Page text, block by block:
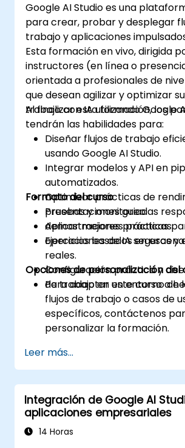
Google AI Studio es una
para crear, probar y desplegar
trabajo y aplicaciones
Esta formación en vivo, dirigida
instructores (en línea o
orientada a profesionales de
que desean agilizar y optimizar
trabajo con IA utilizando Google
Al finalizar esta formación, los
tendrán las habilidades para:
Diseñar flujos de trabajo
usando Google AI Studio.
Integrar modelos y API en
automatizados.
Optimizar prácticas de
pruebas y monitoreo.
Aplicar mejores prácticas
operaciones de IA seguras y
Formato del curso
Presentaciones guiadas
demostraciones prácticas.
Ejercicios basados en
reales.
Configuración práctica y
de trabajo en un entorno de
Opciones de personalización del
Para adaptar este curso a
flujos de trabajo o casos de
específicos, contáctenos
personalizar la formación.
Leer más...
Integración de Google AI
aplicaciones empresariales
14 Horas